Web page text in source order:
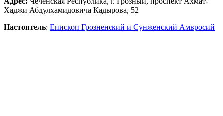
Хаджи Абдулхамидовича Кадырова, 52
Настоятель: Епископ Грозненский и Сунженский Амвросий